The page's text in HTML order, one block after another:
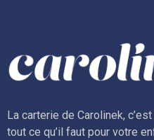
La carterie de Carolinek,
tout ce qu’il faut pour votre